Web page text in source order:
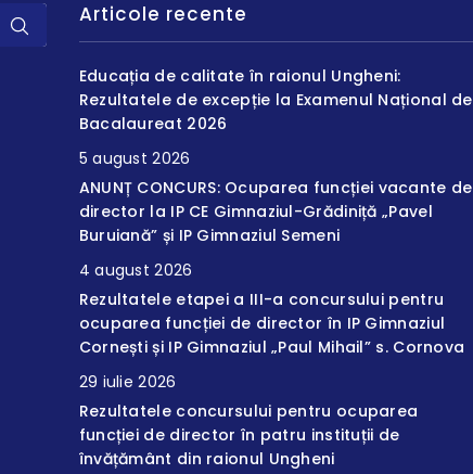
Articole recente
Educația de calitate în raionul Ungheni:
Rezultatele de excepție la Examenul Național de
Bacalaureat 2026
5 august 2026
ANUNȚ CONCURS: Ocuparea funcției vacante de
director la IP CE Gimnaziul-Grădiniță „Pavel
Buruiană” și IP Gimnaziul Semeni
4 august 2026
Rezultatele etapei a III-a concursului pentru
ocuparea funcției de director în IP Gimnaziul
Cornești și IP Gimnaziul „Paul Mihail” s. Cornova
29 iulie 2026
Rezultatele concursului pentru ocuparea
funcției de director în patru instituții de
învățământ din raionul Ungheni